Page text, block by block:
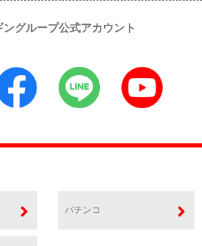
ングループ公式アカウント
パチンコ